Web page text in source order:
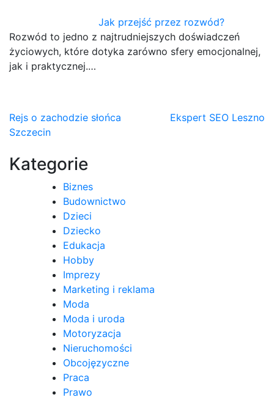
Jak przejść przez rozwód?
Rozwód to jedno z najtrudniejszych doświadczeń
życiowych, które dotyka zarówno sfery emocjonalnej,
jak i praktycznej.…
Nawigacja
wpisu
Rejs o zachodzie słońca
Szczecin
Ekspert SEO Leszno
Kategorie
Biznes
Budownictwo
Dzieci
Dziecko
Edukacja
Hobby
Imprezy
Marketing i reklama
Moda
Moda i uroda
Motoryzacja
Nieruchomości
Obcojęzyczne
Praca
Prawo